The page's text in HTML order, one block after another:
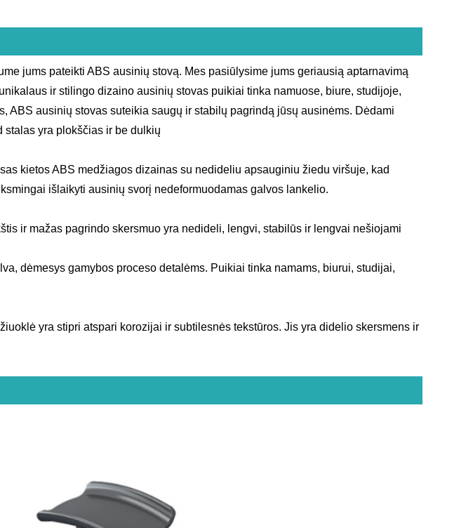
jums pateikti ABS ausinių stovą. Mes pasiūlysime jums geriausią aptarnavimą
ir stilingo dizaino ausinių stovas puikiai tinka namuose, biure, studijoje,
ABS ausinių stovas suteikia saugų ir stabilų pagrindą jūsų ausinėms. Dėdami
yra plokščias ir be dulkių
kietos ABS medžiagos dizainas su nedideliu apsauginiu žiedu viršuje, kad
išlaikyti ausinių svorį nedeformuodamas galvos lankelio.
ir mažas pagrindo skersmuo yra nedideli, lengvi, stabilūs ir lengvai nešiojami
dėmesys gamybos proceso detalėms. Puikiai tinka namams, biurui, studijai,
yra stipri atspari korozijai ir subtilesnės tekstūros. Jis yra didelio skersmens ir